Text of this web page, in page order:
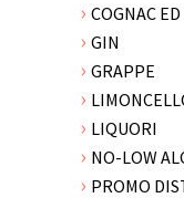
COGNAC
GIN
GRAPPE
LIQUORI
NO-LOW
PROMO